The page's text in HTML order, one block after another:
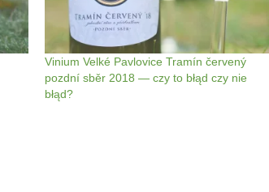
Vinium Velké Pavlovice Tramín červený
pozdní sběr 2018 — czy to błąd czy nie
błąd?